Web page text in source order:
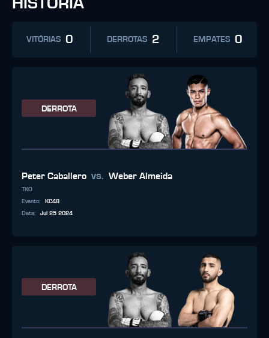
HISTÓRIA
VITÓRIAS 0 DERROTAS 2 EMPATES 0
DERROTA
Peter Caballero vs. Weber Almeida
TKO
Evento:
KC48
Data: Jul 25 2024
DERROTA